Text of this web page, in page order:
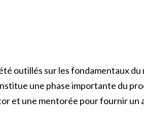
outillés sur les fondamentaux du
une phase importante du
et une mentorée pour fournir un